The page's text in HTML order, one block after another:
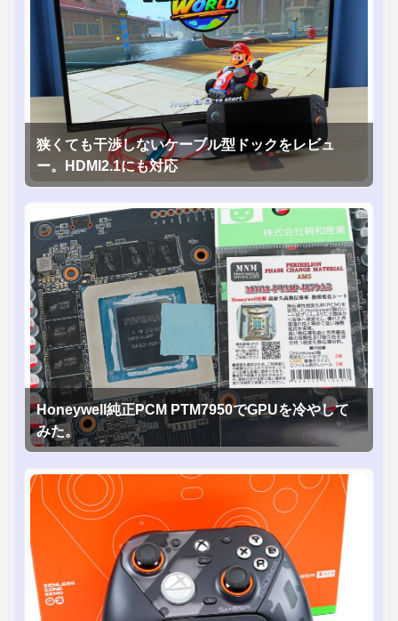
狭くても干渉しないケーブル型ドックをレビュ
ー。HDMI2.1にも対応
Honeywell純正PCM PTM7950でGPUを冷やして
みた。